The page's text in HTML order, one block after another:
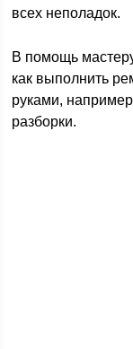
всех неполадок.
В помощь
как выполнить
руками,
разборки.